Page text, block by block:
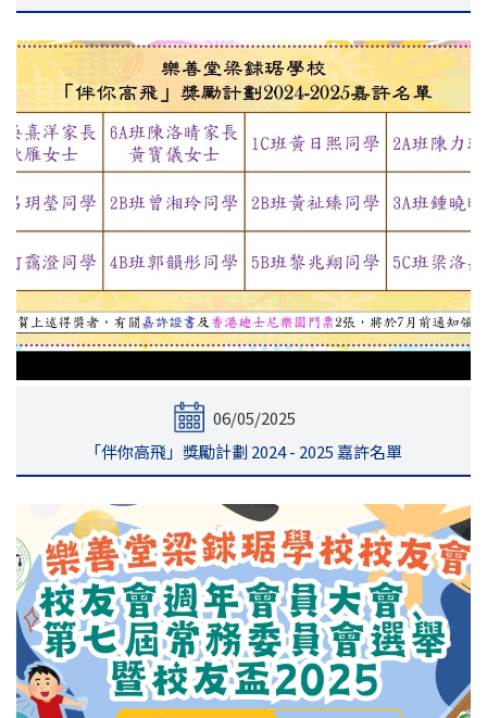
06/05/2025
「伴你高飛」獎勵計劃 2024 - 2025 嘉許名單